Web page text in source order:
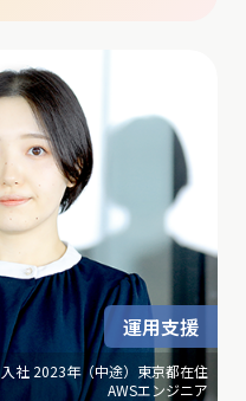
入社 2023年（中途）東京都在住
AWSエンジニア
運用支援